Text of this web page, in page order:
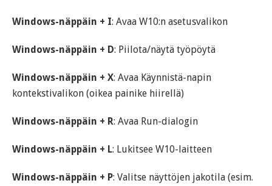
Windows-näppäin + I: Avaa W10:n asetusvalikon
Windows-näppäin + D: Piilota/näytä työpöytä
Windows-näppäin + X: Avaa Käynnistä-napin
kontekstivalikon (oikea painike hiirellä)
Windows-näppäin + R: Avaa Run-dialogin
Windows-näppäin + L: Lukitsee W10-laitteen
Windows-näppäin + P: Valitse näyttöjen jakotila (esim.